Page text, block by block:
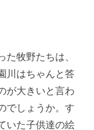
牧野たちは、
川はちゃんと答
が大きいと言わ
でしょうか。す
いた子供達の絵